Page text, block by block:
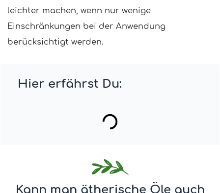
leichter machen, wenn nur wenige
Einschränkungen bei der Anwendung
berücksichtigt werden.
Hier erfährst Du:
Kann man ätherische Öle auch